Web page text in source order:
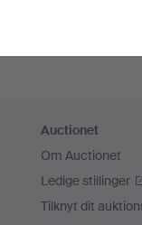
Auctionet
Om Auctionet
Ledige stillinger
Tilknyt dit